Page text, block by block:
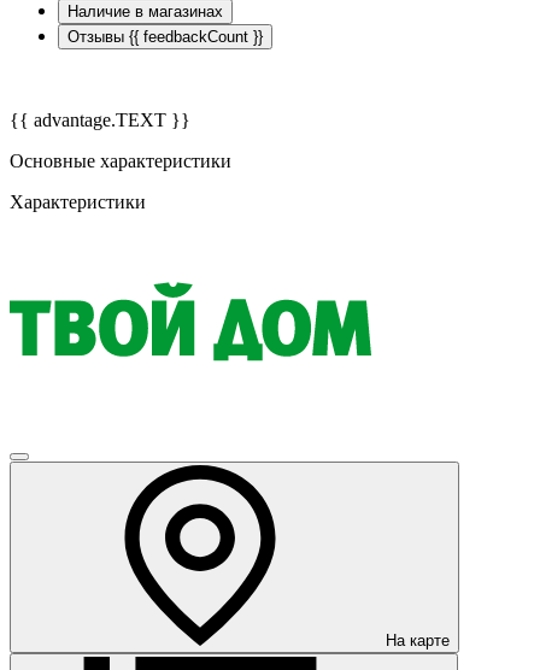
Наличие в магазинах
Отзывы {{ feedbackCount }}
{{ advantage.TEXT }}
Основные характеристики
Характеристики
На карте